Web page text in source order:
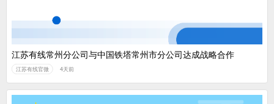
江苏有线常州分公司与中国铁塔常州市分公司达成战略合作
江苏有线官微 4天前